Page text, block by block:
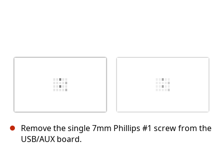
Remove the single 7mm Phillips #1 screw from the
USB/AUX board.